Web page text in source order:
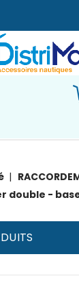
double -